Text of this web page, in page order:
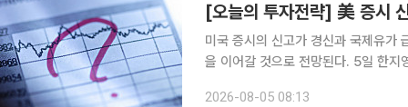
[오늘의 투자전략] 美 증시
미국 증시의 신고가 경신과 국제유가
을 이어갈 것으로 전망된다. 5일 한지영 키움증권 연구원은 "유가 급락, 금리 하락 등 우호적인 매크
2026-08-05 08:13